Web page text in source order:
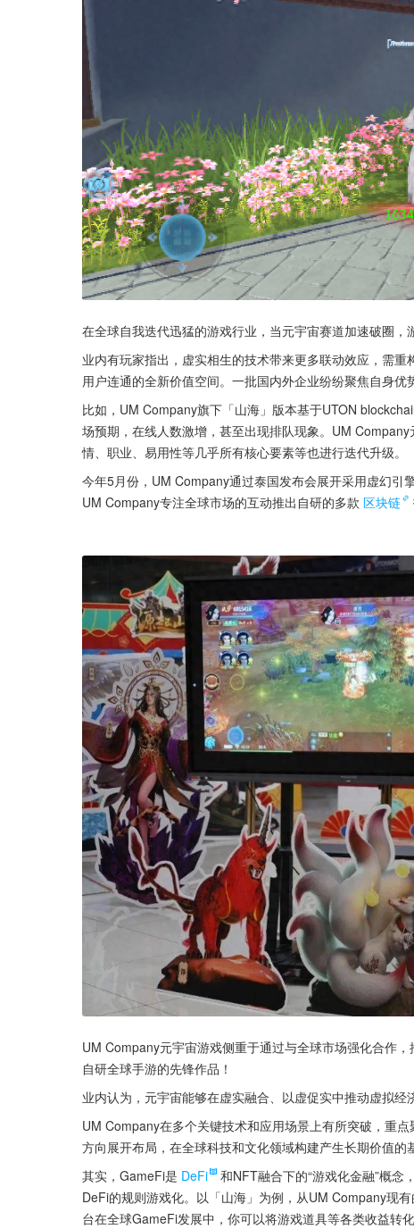
在全球自我迭代迅猛的游戏行业，当元宇宙赛道加速破圈，
业内有玩家指出，虚实相生的技术带来更多联动效应，需
用户连通的全新价值空间。一批国内外企业纷纷聚焦自身优
比如，UM Company旗下「山海」版本基于UTON
场预期，在线人数激增，甚至出现排队现象。UM Company
情、职业、易用性等几乎所有核心要素等也进行迭代升级。
今年5月份，UM Company通过泰国发布会展开采用虚幻引
UM Company专注全球市场的互动推出自研的多款 区块链
UM Company元宇宙游戏侧重于通过与全球市场强化合作
自研全球手游的先锋作品！
业内认为，元宇宙能够在虚实融合、以虚促实中推动虚拟经
UM Company在多个关键技术和应用场景上有所突破，重
方向展开布局，在全球科技和文化领域构建产生长期价值的
其实，GameFi是 DeFi
和NFT融合下的“游戏化金融”概念
DeFi的规则游戏化。以「山海」为例，从UM Company现
台在全球GameFi发展中，你可以将游戏道具等各类收益转